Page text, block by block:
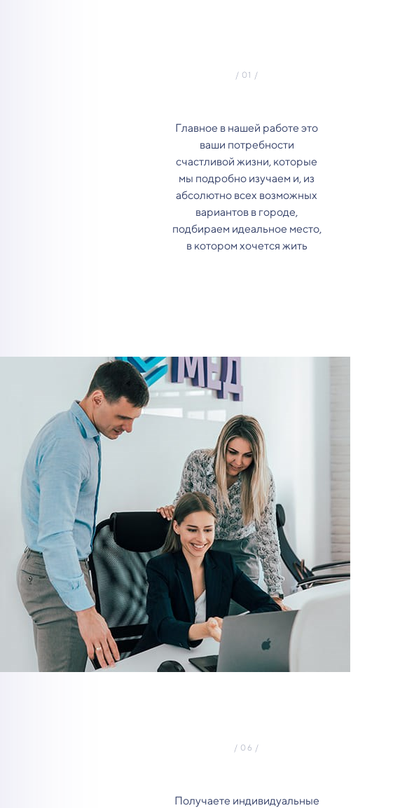
Главное в нашей работе это
ваши потребности
счастливой жизни, которые
мы подробно изучаем и, из
абсолютно всех возможных
вариантов в городе,
подбираем идеальное место,
в котором хочется жить
Получаете индивидуальные